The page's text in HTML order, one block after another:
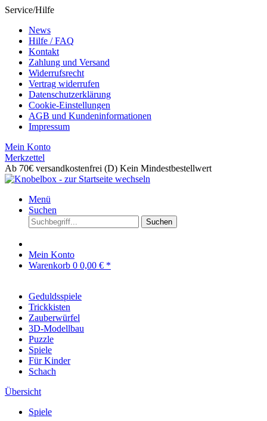
Service/Hilfe
News
Hilfe / FAQ
Kontakt
Zahlung und Versand
Widerrufsrecht
Vertrag widerrufen
Datenschutzerklärung
Cookie-Einstellungen
AGB und Kundeninformationen
Impressum
Mein Konto
Merkzettel
Ab 70€ versandkostenfrei (D) Kein Mindestbestellwert
Menü
Suchen
Suchen
Mein Konto
Warenkorb 0 0,00 € *
Geduldsspiele
Trickkisten
Zauberwürfel
3D-Modellbau
Puzzle
Spiele
Für Kinder
Schach
Übersicht
Spiele